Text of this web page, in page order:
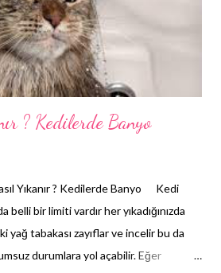
sağlarlar ve sokağa fazla ilgi
? Kedilerde Banyo
? Kedilerde Banyo Kedi
belli bir limiti vardır her yıkadığınızda
yağ tabakası zayıflar ve incelir bu da
durumlara yol açabilir. Eğer